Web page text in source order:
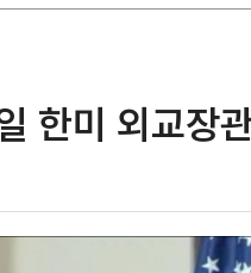
한미 외교장관